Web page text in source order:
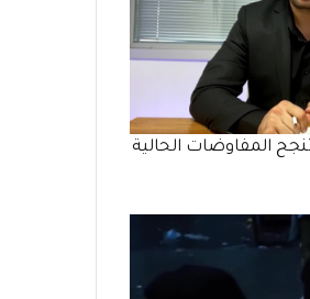
المفاوضات الحالية